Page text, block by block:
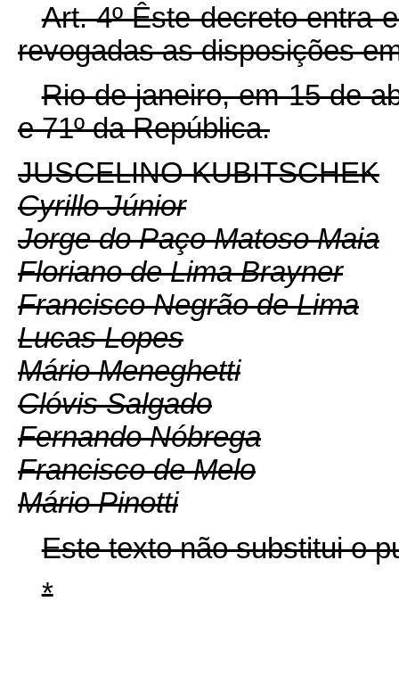
Art. 4º Êste decreto entra
revogadas as disposições
Rio de janeiro, em 15 de
e 71º da República.
JUSCELINO KUBITSCHEK
Cyrillo Júnior
Jorge do Paço Matoso Maia
Floriano de Lima Brayner
Francisco Negrão de Lima
Lucas Lopes
Mário Meneghetti
Clóvis Salgado
Fernando Nóbrega
Francisco de Melo
Mário Pinotti
Este texto não substitui o
*